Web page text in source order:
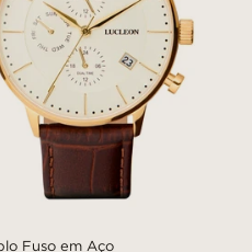
Fuso em Aço